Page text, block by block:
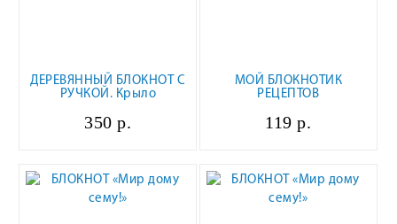
ДЕРЕВЯННЫЙ БЛОКНОТ С
РУЧКОЙ. Крыло
350 р.
МОЙ БЛОКНОТИК
РЕЦЕПТОВ
119 р.